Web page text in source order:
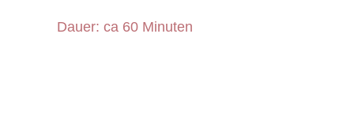
Dauer: ca 60 Minuten